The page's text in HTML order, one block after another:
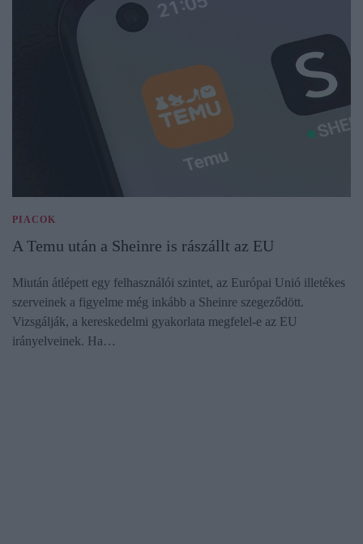
PIACOK
A Temu után a Sheinre is rászállt az EU
Miután átlépett egy felhasználói szintet, az Európai Unió illetékes
szerveinek a figyelme még inkább a Sheinre szegeződött.
Vizsgálják, a kereskedelmi gyakorlata megfelel-e az EU
irányelveinek. Ha…